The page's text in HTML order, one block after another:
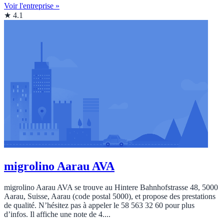
Voir l'entreprise »
★ 4.1
migrolino Aarau AVA
migrolino Aarau AVA se trouve au Hintere Bahnhofstrasse 48, 5000
Aarau, Suisse, Aarau (code postal 5000), et propose des prestations
de qualité. N’hésitez pas à appeler le 58 563 32 60 pour plus
d’infos. Il affiche une note de 4....